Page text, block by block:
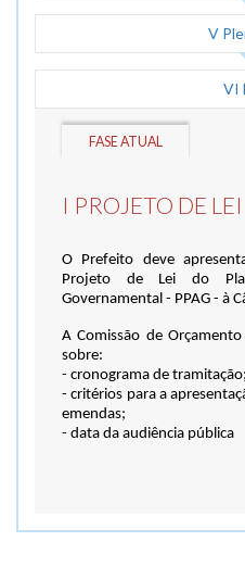
O Prefeito deve
Projeto de Lei do
Governamental - PPAG - à
A Comissão de
sobre:
- cronograma de tramitação;
- critérios para a
emendas;
- data da audiência pública
I PROJETO DE LEI
FASE ATUAL
V
VI